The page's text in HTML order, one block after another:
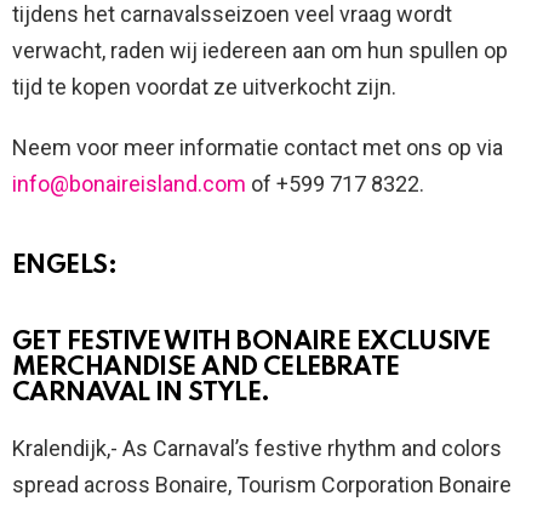
tijdens het carnavalsseizoen veel vraag wordt
verwacht, raden wij iedereen aan om hun spullen op
tijd te kopen voordat ze uitverkocht zijn.
Neem voor meer informatie contact met ons op via
info@bonaireisland.com of +599 717 8322.
ENGELS:
GET FESTIVE WITH BONAIRE EXCLUSIVE
MERCHANDISE AND CELEBRATE
CARNAVAL IN STYLE.
Kralendijk,- As Carnaval’s festive rhythm and colors
spread across Bonaire, Tourism Corporation Bonaire